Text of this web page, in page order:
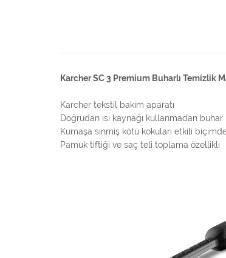
Karcher SC 3 Premium Buharlı Temizlik
Karcher tekstil bakım aparatı
Doğrudan ısı kaynağı kullanmadan buhar
Kumaşa sinmiş kötü kokuları etkili
Pamuk tiftiği ve saç teli toplama özellikli